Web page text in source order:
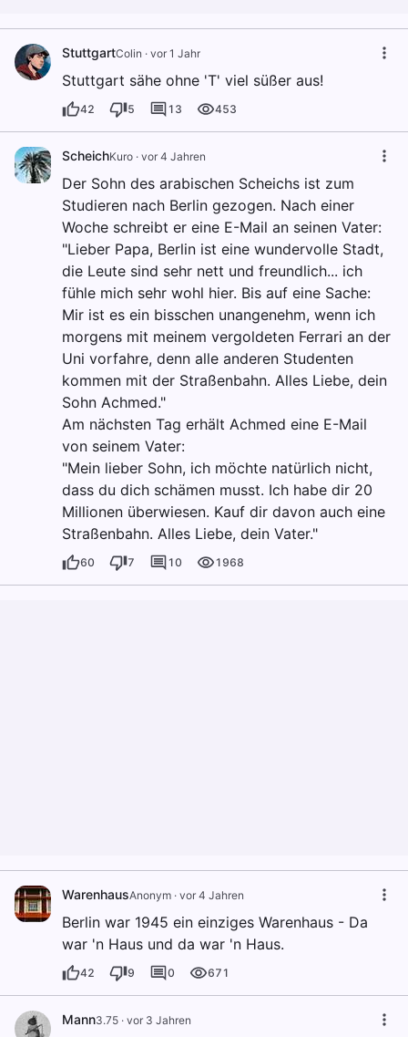
StuttgartColin · vor 1 Jahr
Stuttgart sähe ohne 'T' viel süßer aus!
42 5 13 453
ScheichKuro · vor 4 Jahren
Der Sohn des arabischen Scheichs ist zum
Studieren nach Berlin gezogen. Nach einer
Woche schreibt er eine E-Mail an seinen Vater:
"Lieber Papa, Berlin ist eine wundervolle Stadt,
die Leute sind sehr nett und freundlich... ich
fühle mich sehr wohl hier. Bis auf eine Sache:
Mir ist es ein bisschen unangenehm, wenn ich
morgens mit meinem vergoldeten Ferrari an der
Uni vorfahre, denn alle anderen Studenten
kommen mit der Straßenbahn. Alles Liebe, dein
Sohn Achmed."
Am nächsten Tag erhält Achmed eine E-Mail
von seinem Vater:
"Mein lieber Sohn, ich möchte natürlich nicht,
dass du dich schämen musst. Ich habe dir 20
Millionen überwiesen. Kauf dir davon auch eine
Straßenbahn. Alles Liebe, dein Vater."
60 7 10 1968
WarenhausAnonym · vor 4 Jahren
Berlin war 1945 ein einziges Warenhaus - Da
war 'n Haus und da war 'n Haus.
42 9 0 671
Mann3.75 · vor 3 Jahren